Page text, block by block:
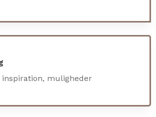
inspiration, muligheder